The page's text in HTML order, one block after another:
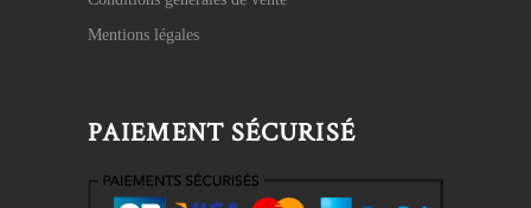
Mentions légales
PAIEMENT SÉCURISÉ